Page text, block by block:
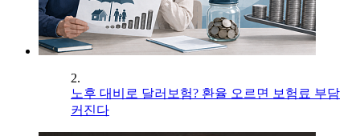
2.
노후 대비로 달러보험? 환율 오르면 보험료 부담
커진다